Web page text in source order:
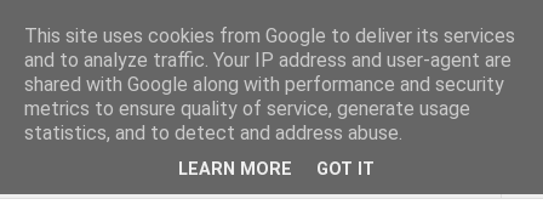
This site uses cookies from Google to deliver its services
and to analyze traffic. Your IP address and user-agent are
shared with Google along with performance and security
metrics to ensure quality of service, generate usage
statistics, and to detect and address abuse.
LEARN MORE GOT IT